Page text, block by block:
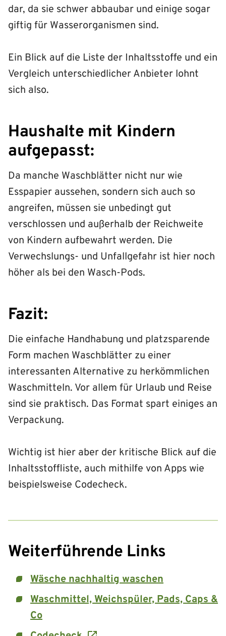
dar, da sie schwer abbaubar und einige sogar
giftig für Wasserorganismen sind.
Ein Blick auf die Liste der Inhaltsstoffe und ein
Vergleich unterschiedlicher Anbieter lohnt
sich also.
Haushalte mit Kindern
aufgepasst:
Da manche Waschblätter nicht nur wie
Esspapier aussehen, sondern sich auch so
angreifen, müssen sie unbedingt gut
verschlossen und außerhalb der Reichweite
von Kindern aufbewahrt werden. Die
Verwechslungs- und Unfallgefahr ist hier noch
höher als bei den Wasch-Pods.
Fazit:
Die einfache Handhabung und platzsparende
Form machen Waschblätter zu einer
interessanten Alternative zu herkömmlichen
Waschmitteln. Vor allem für Urlaub und Reise
sind sie praktisch. Das Format spart einiges an
Verpackung.
Wichtig ist hier aber der kritische Blick auf die
Inhaltsstoffliste, auch mithilfe von Apps wie
beispielsweise Codecheck.
Weiterführende Links
Wäsche nachhaltig waschen
Waschmittel, Weichspüler, Pads, Caps &
Co